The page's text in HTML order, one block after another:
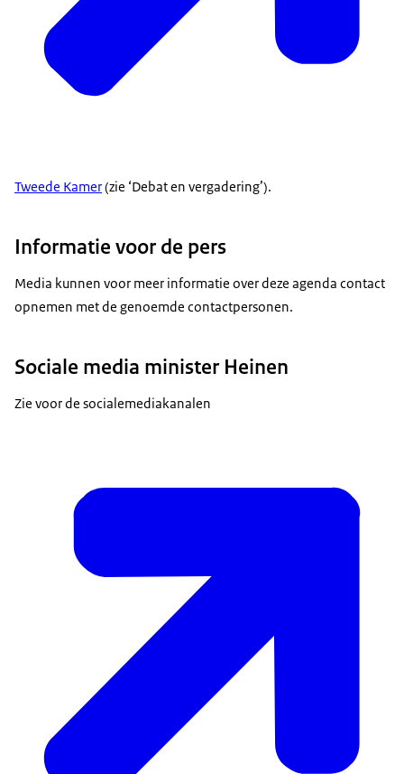
Tweede Kamer(zie ‘Debat en vergadering’).
Informatie voor de pers
Media kunnen voor meer informatie over deze agenda contact
opnemen met de genoemde contactpersonen.
Sociale media minister Heinen
Zie voor de socialemediakanalen